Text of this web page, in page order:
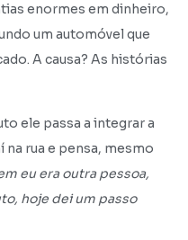
enormes em dinheiro,
um automóvel que
A causa? As histórias
ele passa a integrar a
na rua e pensa, mesmo
eu era outra pessoa,
hoje dei um passo